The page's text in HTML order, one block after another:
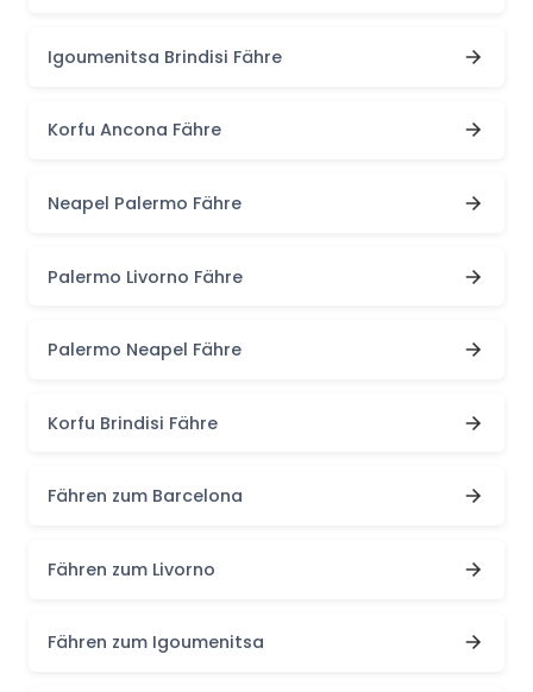
Igoumenitsa Brindisi Fähre
Korfu Ancona Fähre
Neapel Palermo Fähre
Palermo Livorno Fähre
Palermo Neapel Fähre
Korfu Brindisi Fähre
Fähren zum Barcelona
Fähren zum Livorno
Fähren zum Igoumenitsa